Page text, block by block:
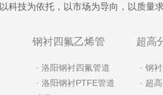
以科技为依托，以市场为导向，以质量
钢衬四氟乙烯管
· 洛阳钢衬四氟管道
· 洛阳钢衬PTFE管道
超高
· 钢
· 超